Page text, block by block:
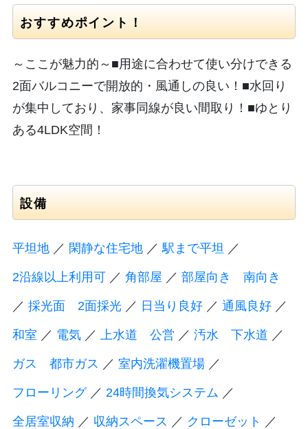
おすすめポイント！
～ここが魅力的～■用途に合わせて使い分けできる
2面バルコニーで開放的・風通しの良い！■水回り
が集中しており、家事同線が良い間取り！■ゆとり
ある4LDK空間！
設備
平坦地 ／ 閑静な住宅地 ／駅まで平坦 ／
2沿線以上利用可 ／角部屋 ／部屋向き 南向き
／採光面 2面採光 ／ 日当り良好 ／通風良好 ／
和室 ／ 電気 ／ 上水道 公営 ／汚水 下水道 ／
ガス 都市ガス ／室内洗濯機置場 ／
フローリング／ 24時間換気システム ／
全居室収納 ／ 収納スペース ／ クローゼット ／